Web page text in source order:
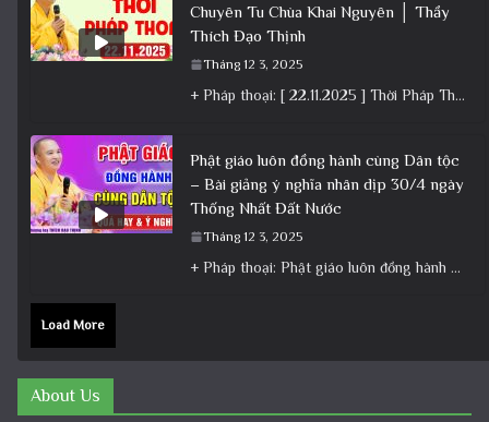
Chuyên Tu Chùa Khai Nguyên │ Thầy
Thích Đạo Thịnh
Tháng 12 3, 2025
+ Pháp thoại: [ 22.11.2025 ] Thời Pháp Thoại – Khóa Chuyên Tu Chùa Khai Nguyên │ Thầy Thích Đạo
Phật giáo luôn đồng hành cùng Dân tộc
– Bài giảng ý nghĩa nhân dịp 30/4 ngày
Thống Nhất Đất Nước
Tháng 12 3, 2025
+ Pháp thoại: Phật giáo luôn đồng hành cùng Dân tộc – Bài giảng ý nghĩa nhân dịp 30/4 ngày
Load More
About Us